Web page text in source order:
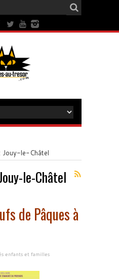
Jouy-le-Châtel
le-Châtel
de Pâques à
enfants et familles